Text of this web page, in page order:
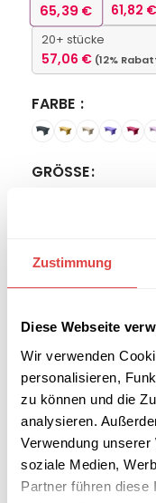
Zustimmung
Diese Webseite
Wir verwenden
personalisieren,
zu können und die
analysieren.
Verwendung
soziale Medien,
Partner führen diese
65,39€ 61,82 €
20+ stücke
57,06 € (12%
FARBE
GRÖSSE
- +
Interessiert an
größeren
Stückzahlen?
Artikelnummer:n.
Kategorien: